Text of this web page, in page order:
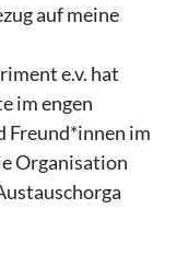
auf meine
e.v. hat
im engen
Freund*innen im
Organisation